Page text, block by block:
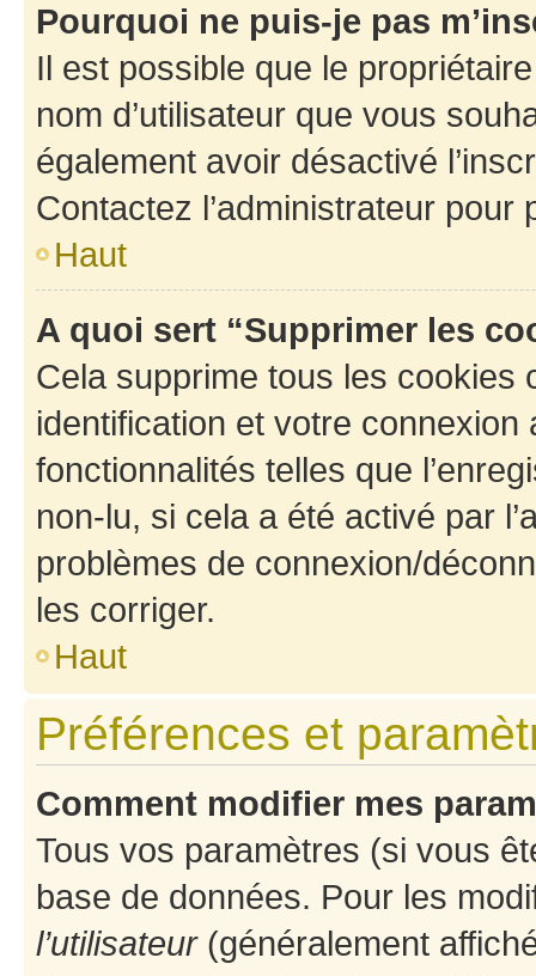
Pourquoi ne puis-je pas
Il est possible que le
nom d’utilisateur que vous
également avoir désactivé
Contactez l’administrateur
Haut
A quoi sert “Supprimer les
Cela supprime tous les cookies
identification et votre
fonctionnalités telles que
non-lu, si cela a été activé par
problèmes de connexion/
les corriger.
Haut
Préférences et
Comment modifier mes
Tous vos paramètres (si vous
base de données. Pour les
l’utilisateur(généralement